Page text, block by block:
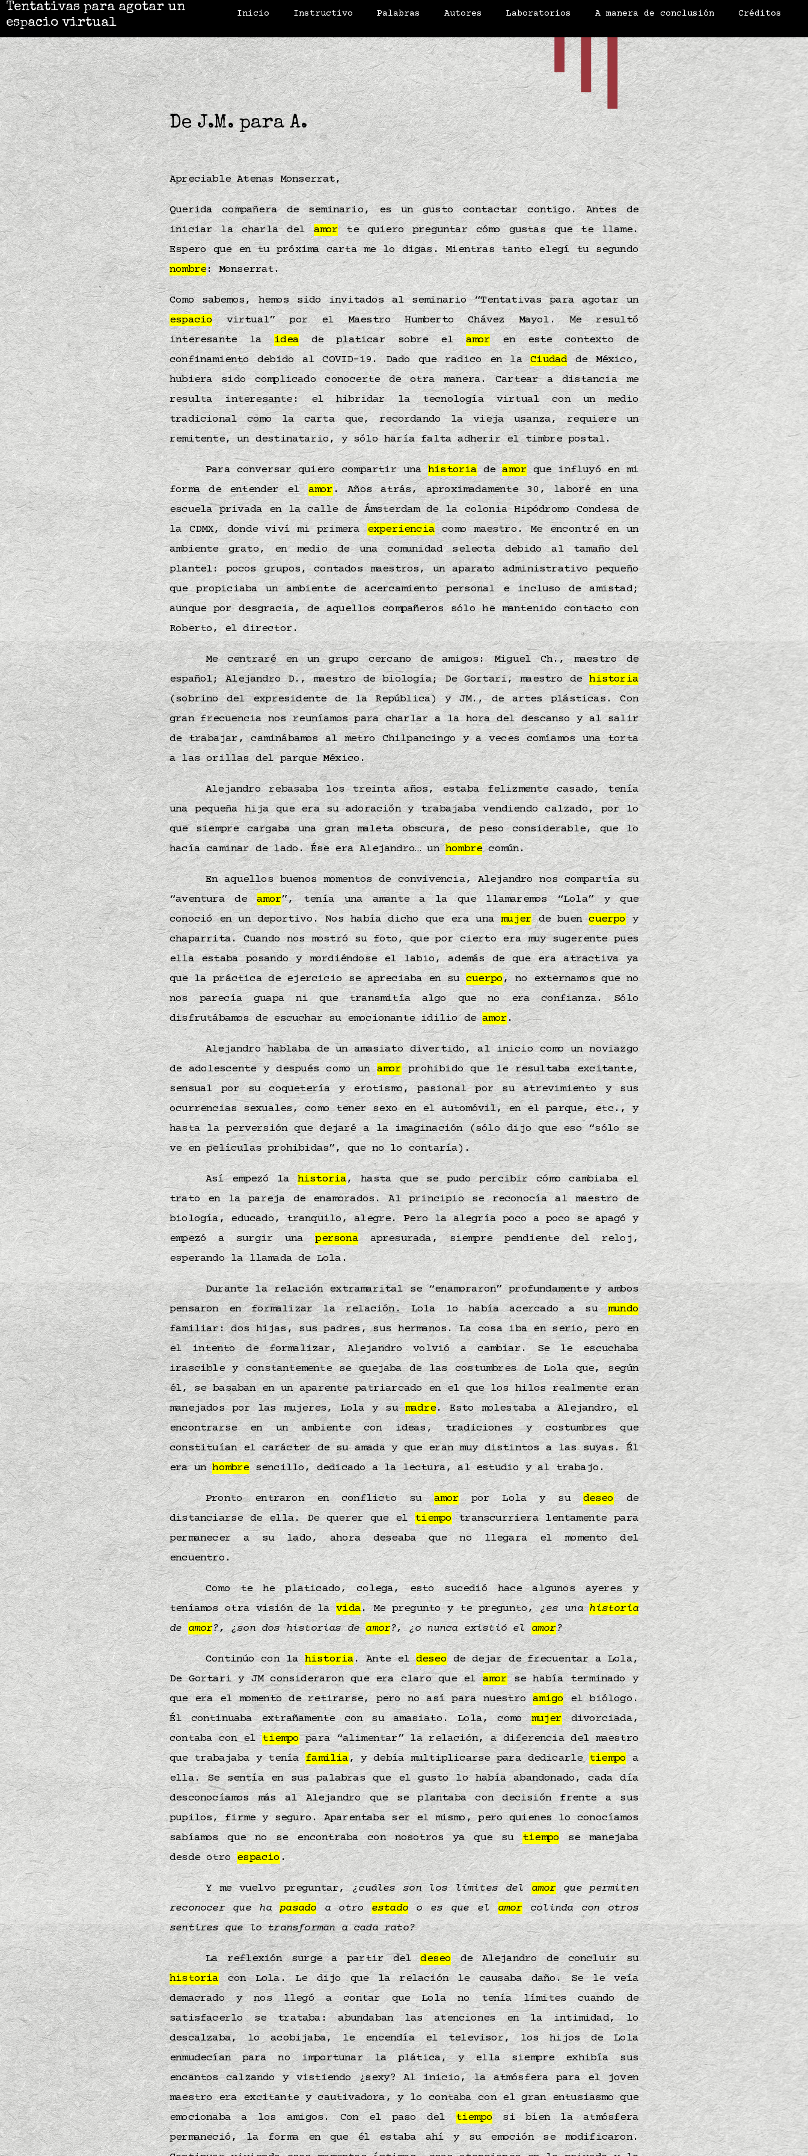
Tentativas para agotar un
espacio virtual
Inicio Instructivo Palabras Autores Laboratorios A manera de conclusión Créditos
De J.M. para A.
Apreciable Atenas Monserrat,
Querida compañera de seminario, es un gusto contactar contigo. Antes de
iniciar la charla delamorte quiero preguntar cómo gustas que te llame.
Espero que en tu próxima carta me lo digas. Mientras tanto elegí tu segundo
nombre: Monserrat.
Como sabemos, hemos sido invitados al seminario “Tentativas para agotar un
espaciovirtual” por el Maestro Humberto Chávez Mayol. Me resultó
interesante laideade platicar sobre elamoren este contexto de
confinamiento debido al COVID-19. Dado que radico en laCiudadde México,
hubiera sido complicado conocerte de otra manera. Cartear a distancia me
resulta interesante: el hibridar la tecnología virtual con un medio
tradicional como la carta que, recordando la vieja usanza, requiere un
remitente, un destinatario, y sólo haría falta adherir el timbre postal.
Para conversar quiero compartir unahistoriadeamorque influyó en mi
forma de entender elamor. Años atrás, aproximadamente 30, laboré en una
escuela privada en la calle de Ámsterdam de la colonia Hipódromo Condesa de
la CDMX, donde viví mi primeraexperienciacomo maestro. Me encontré en un
ambiente grato, en medio de una comunidad selecta debido al tamaño del
plantel: pocos grupos, contados maestros, un aparato administrativo pequeño
que propiciaba un ambiente de acercamiento personal e incluso de amistad;
aunque por desgracia, de aquellos compañeros sólo he mantenido contacto con
Roberto, el director.
Me centraré en un grupo cercano de amigos: Miguel Ch., maestro de
español; Alejandro D., maestro de biología; De Gortari, maestro dehistoria
(sobrino del expresidente de la República) y JM., de artes plásticas. Con
gran frecuencia nos reuníamos para charlar a la hora del descanso y al salir
de trabajar, caminábamos al metro Chilpancingo y a veces comíamos una torta
a las orillas del parque México.
Alejandro rebasaba los treinta años, estaba felizmente casado, tenía
una pequeña hija que era su adoración y trabajaba vendiendo calzado, por lo
que siempre cargaba una gran maleta obscura, de peso considerable, que lo
hacía caminar de lado. Ése era Alejandro… unhombrecomún.
En aquellos buenos momentos de convivencia, Alejandro nos compartía su
“aventura deamor”, tenía una amante a la que llamaremos “Lola” y que
conoció en un deportivo. Nos había dicho que era unamujerde buencuerpoy
chaparrita. Cuando nos mostró su foto, que por cierto era muy sugerente pues
ella estaba posando y mordiéndose el labio, además de que era atractiva ya
que la práctica de ejercicio se apreciaba en sucuerpo, no externamos que no
nos parecía guapa ni que transmitía algo que no era confianza. Sólo
disfrutábamos de escuchar su emocionante idilio deamor.
Alejandro hablaba de un amasiato divertido, al inicio como un noviazgo
de adolescente y después como unamorprohibido que le resultaba excitante,
sensual por su coquetería y erotismo, pasional por su atrevimiento y sus
ocurrencias sexuales, como tener sexo en el automóvil, en el parque, etc., y
hasta la perversión que dejaré a la imaginación (sólo dijo que eso “sólo se
ve en películas prohibidas”, que no lo contaría).
Así empezó lahistoria, hasta que se pudo percibir cómo cambiaba el
trato en la pareja de enamorados. Al principio se reconocía al maestro de
biología, educado, tranquilo, alegre. Pero la alegría poco a poco se apagó y
empezó a surgir unapersonaapresurada, siempre pendiente del reloj,
esperando la llamada de Lola.
Durante la relación extramarital se “enamoraron” profundamente y ambos
pensaron en formalizar la relación. Lola lo había acercado a sumundo
familiar: dos hijas, sus padres, sus hermanos. La cosa iba en serio, pero en
el intento de formalizar, Alejandro volvió a cambiar. Se le escuchaba
irascible y constantemente se quejaba de las costumbres de Lola que, según
él, se basaban en un aparente patriarcado en el que los hilos realmente eran
manejados por las mujeres, Lola y sumadre. Esto molestaba a Alejandro, el
encontrarse en un ambiente con ideas, tradiciones y costumbres que
constituían el carácter de su amada y que eran muy distintos a las suyas. Él
era unhombresencillo, dedicado a la lectura, al estudio y al trabajo.
Pronto entraron en conflicto suamorpor Lola y sudeseode
distanciarse de ella. De querer que eltiempotranscurriera lentamente para
permanecer a su lado, ahora deseaba que no llegara el momento del
encuentro.
Como te he platicado, colega, esto sucedió hace algunos ayeres y
teníamos otra visión de lavida. Me pregunto y te pregunto,¿es unahistoria
deamor?, ¿son dos historias deamor?, ¿o nunca existió elamor?
Continúo con lahistoria. Ante eldeseode dejar de frecuentar a Lola,
De Gortari y JM consideraron que era claro que elamorse había terminado y
que era el momento de retirarse, pero no así para nuestroamigoel biólogo.
Él continuaba extrañamente con su amasiato. Lola, comomujerdivorciada,
contaba con eltiempopara “alimentar” la relación, a diferencia del maestro
que trabajaba y teníafamilia, y debía multiplicarse para dedicarletiempoa
ella. Se sentía en sus palabras que el gusto lo había abandonado, cada día
desconocíamos más al Alejandro que se plantaba con decisión frente a sus
pupilos, firme y seguro. Aparentaba ser el mismo, pero quienes lo conocíamos
sabíamos que no se encontraba con nosotros ya que sutiempose manejaba
desde otroespacio .
Y me vuelvo preguntar,¿cuáles son los límites delamorque permiten
reconocer que hapasadoa otroestadoo es que elamorcolinda con otros
sentires que lo transforman a cada rato?
La reflexión surge a partir deldeseode Alejandro de concluir su
historiacon Lola. Le dijo que la relación le causaba daño. Se le veía
demacrado y nos llegó a contar que Lola no tenía límites cuando de
satisfacerlo se trataba: abundaban las atenciones en la intimidad, lo
descalzaba, lo acobijaba, le encendía el televisor, los hijos de Lola
enmudecían para no importunar la plática, y ella siempre exhibía sus
encantos calzando y vistiendo ¿sexy? Al inicio, la atmósfera para el joven
maestro era excitante y cautivadora, y lo contaba con el gran entusiasmo que
emocionaba a los amigos. Con el paso deltiemposi bien la atmósfera
permaneció, la forma en que él estaba ahí y su emoción se modificaron.